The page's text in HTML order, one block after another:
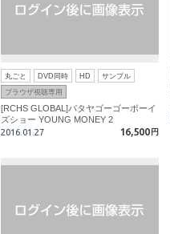
丸ごと DVD同時 HD
サンプル
ブラウザ視聴専用
[RCHS GLOBAL]パタヤゴーゴーボーイ
ズショー YOUNG MONEY 2
2016.01.27
16,500 円